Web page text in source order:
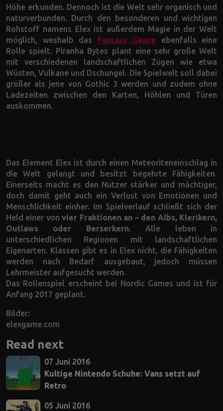
Höhe erkunden. Dennoch ist die Welt sehr organisch und
naturverbunden. Durch den besonderen und wichtigen
Rohstoff namens Elex ist außerdem Magie in der Welt
möglich, weshalb das Fantasy Genre ebenfalls eine
Rolle spielt. Piranha Bytes plant eine sehr große Welt
mit verschiedenen landschaftlichen Zügen wie etwa
Wüsten, Vulkane und Dschungel. Die Spielwelt soll dabei
größer als jene von Gothic 3 werden und zudem ohne
Ladezeiten zwischen den Karten, Höhlen und Türen
auskommen.
Das Element Elex ist durch einen Meteoriteneinschlag in
die Welt gelangt und besitzt begehrte Fähigkeiten.
Einerseits macht es den Nutzer stärker und mächtiger,
doch damit geht auch ein Verlust von Emotionen und
Menschlichkeit einher. Im Spielverlauf schließt sich der
Held einer vonvier Fraktionen an – den Albs, Klerikern,
Outlaws oder Berserkern. Alle leben in
unterschiedlichen Regionen mit landschaftlichen
Eigenarten. Klassen gibt es in Elex nicht, die Fähigkeiten
werden nach Bedarf ausgebaut, jedoch müssen
Lehrmeister aufgesucht werden.
Das Rollenspiel erscheint bei Nordic Games und ist für
Anfang 2017 geplant.
Bilder:
elexgame.com
Read next
07 Juni 2016
Kultige Nintendo Schuhe: Vans setzt auf
Retro
05 Juni 2016